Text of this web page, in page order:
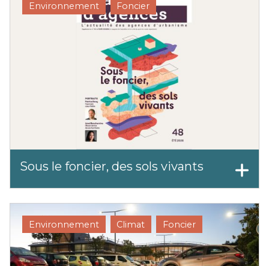
Environnement Foncier
Sous le foncier, des sols vivants
Environnement Climat Foncier